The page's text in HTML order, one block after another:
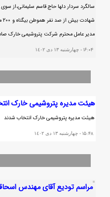
سالگرد سردار دلها حاج قاسم سلیمانی،از
مدیر عامل محترم شرکت پتروشیمی خارک
١٦:٠٤ - چهارشنبه ١٣ دی ١٤٠٢
‏هیئت مدیره ⁧‫پتروشیمی خارک‬⁩
‏هیئت مدیره ⁧‫پتروشیمی خارک‬⁩ انتخاب شدند
١٥:٤٨ - چهارشنبه ١٣ دی ١٤٠٢
مراسم توديع آقاي مهندس